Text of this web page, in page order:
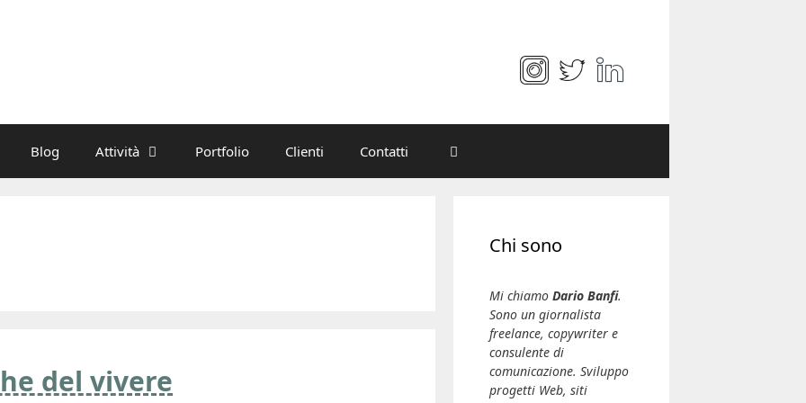
Blog Attività Portfolio Clienti Contatti
del vivere
Chi sono
Mi chiamo Dario Banfi.
Sono un giornalista
freelance, copywriter e
consulente di
comunicazione. Sviluppo
progetti Web, siti